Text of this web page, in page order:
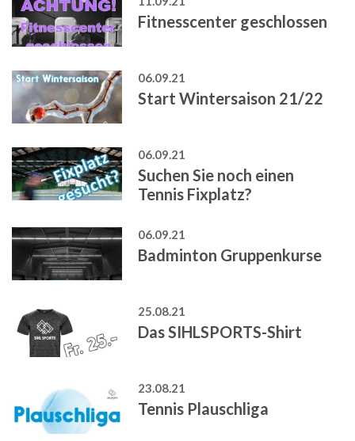
Fitnesscenter geschlossen
06.09.21
Start Wintersaison 21/22
06.09.21
Suchen Sie noch einen
Tennis Fixplatz?
06.09.21
Badminton Gruppenkurse
25.08.21
Das SIHLSPORTS-Shirt
23.08.21
Tennis Plauschliga